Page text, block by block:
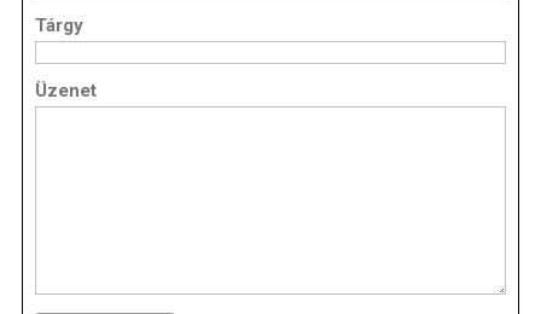
Tárgy
Üzenet